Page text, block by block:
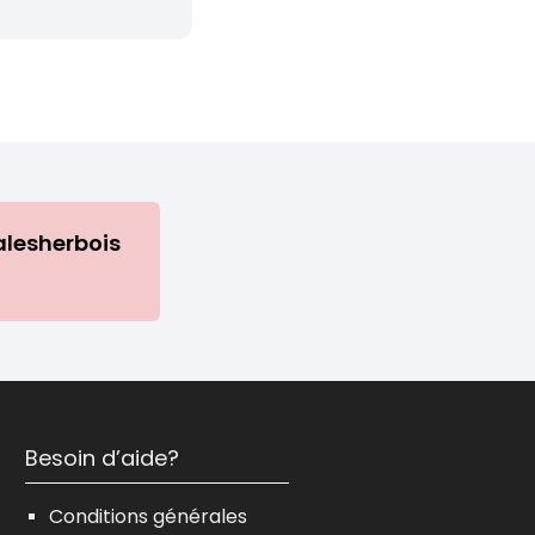
Besoin d’aide?
Conditions générales